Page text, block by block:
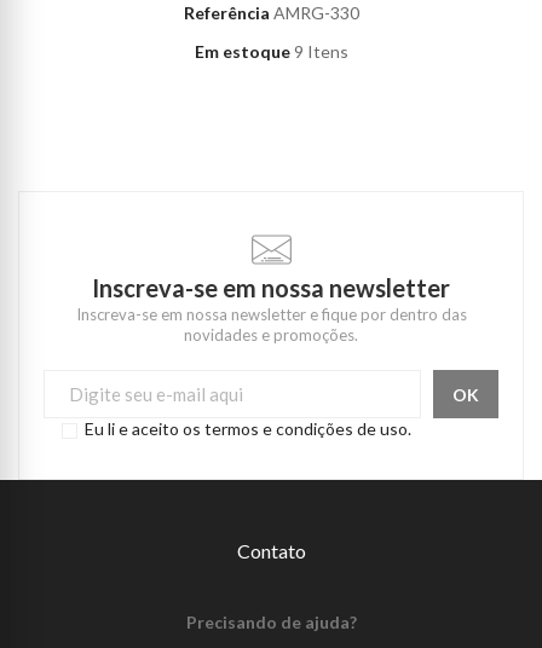
Referência AMRG-330
Em estoque 9 Itens
Inscreva-se em nossa newsletter
Inscreva-se em nossa newsletter e fique por dentro das
novidades e promoções.
Eu li e aceito os termos e condições de uso.
Contato
Precisando de ajuda?